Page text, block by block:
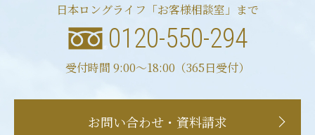
日本ロングライフ「お客様相談室」まで
0120-550-294
受付時間 9:00〜18:00（365日受付）
お問い合わせ・資料請求